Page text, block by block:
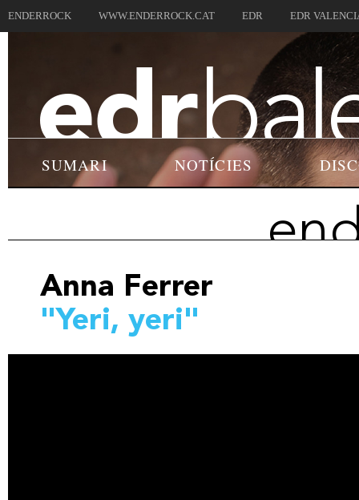
ENDERROCK WWW.ENDERROCK.CAT EDR EDR
SUMARI NOTÍCIES
Anna Ferrer
"Yeri, yeri"